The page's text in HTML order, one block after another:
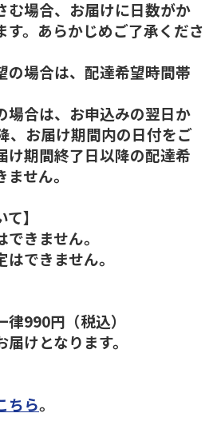
む場合、お届けに日数がか
す。あらかじめご了承くださ
場合は、配達希望時間帯
合は、お申込みの翌日か
、お届け期間内の日付をご
け期間終了日以降の配達希
せん。
】
きません。
できません。
990円（税込）
けとなります。
ちら。